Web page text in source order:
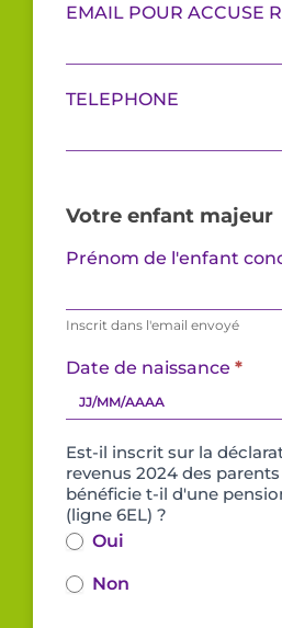
EMAIL POUR ACCUSE
TELEPHONE
Votre enfant majeur
Prénom de l'enfant
Inscrit dans l'email envoyé
Date de naissance *
Est-il inscrit sur la
revenus 2024 des
bénéficie t-il d'une
(ligne 6EL) ?
Oui
Non